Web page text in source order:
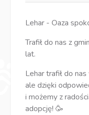
Lehar - Oaza
Trafił do nas z
lat.
Lehar trafił do
ale dzięki
i możemy z
adopcję! 🥳